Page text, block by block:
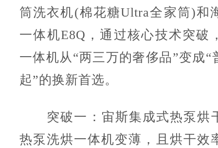
筒洗衣机(棉花糖Ultra全家筒)和
一体机E8Q，通过核心技术突破
一体机从“两三万的奢侈品”变成“
起”的换新首选。
突破一：宙斯集成式热泵烘
热泵洗烘一体机变薄，且烘干效